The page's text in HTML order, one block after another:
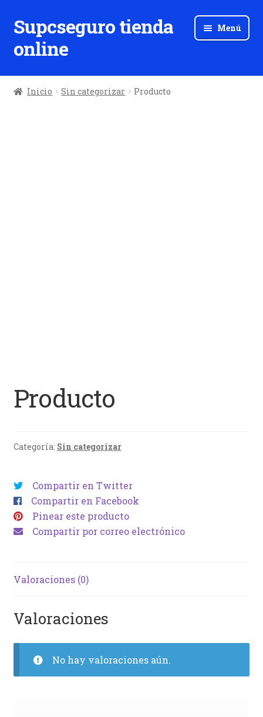
Ir
a
la
Ir
al
contenido
Supcseguro tienda
online
Menú
Inicio Sin categorizar Producto
Producto
Categoría: Sin categorizar
Compartir en Twitter
Compartir en Facebook
Pinear este producto
Compartir por correo electrónico
Valoraciones (0)
Valoraciones
No hay valoraciones aún.